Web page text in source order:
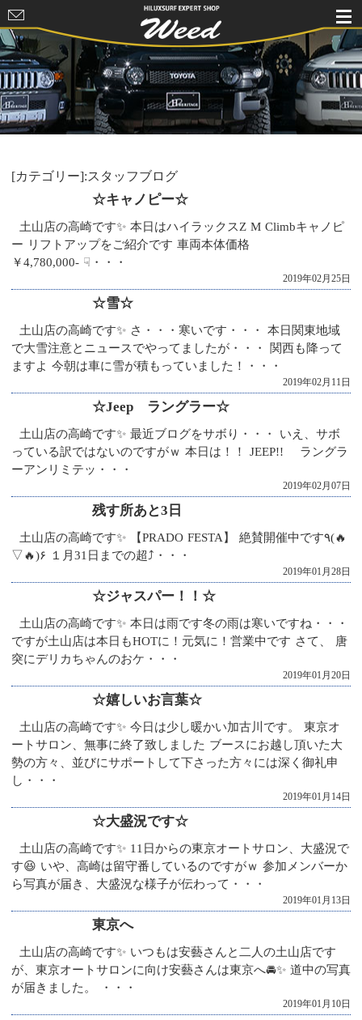
HILUXSURF
EXPERT
SHOP Weed
[カテゴリー]:スタッフブログ
☆キャノピー☆
土山店の高崎です✨ 本日はハイラックスZ M Climbキャノピ
ー リフトアップをご紹介です 車両本体価格
￥4,780,000- ☟・・・
2019年02月25日
☆雪☆
土山店の高崎です✨ さ・・・寒いです・・・ 本日関東地域
で大雪注意とニュースでやってましたが・・・ 関西も降って
ますよ 今朝は車に雪が積もっていました！・・・
2019年02月11日
☆Jeep ラングラー☆
土山店の高崎です✨ 最近ブログをサボり・・・ いえ、サボ
っている訳ではないのですがｗ 本日は！！ JEEP!! ラングラ
ーアンリミテッ・・・
2019年02月07日
残す所あと3日
土山店の高崎です✨ 【PRADO FESTA】 絶賛開催中です٩(🔥
▽🔥)۶ １月31日までの超⤴・・・
2019年01月28日
☆ジャスパー！！☆
土山店の高崎です✨ 本日は雨です冬の雨は寒いですね・・・
ですが土山店は本日もHOTに！元気に！営業中です さて、 唐
突にデリカちゃんのおケ・・・
2019年01月20日
☆嬉しいお言葉☆
土山店の高崎です✨ 今日は少し暖かい加古川です。 東京オ
ートサロン、無事に終了致しました ブースにお越し頂いた大
勢の方々、並びにサポートして下さった方々には深く御礼申
し・・・
2019年01月14日
☆大盛況です☆
土山店の高崎です✨ 11日からの東京オートサロン、大盛況で
す😆 いや、高崎は留守番しているのですがｗ 参加メンバーか
ら写真が届き、大盛況な様子が伝わって・・・
2019年01月13日
東京へ
土山店の高崎です✨ いつもは安藝さんと二人の土山店です
が、東京オートサロンに向け安藝さんは東京へ🚘✨ 道中の写真
が届きました。 ・・・
2019年01月10日